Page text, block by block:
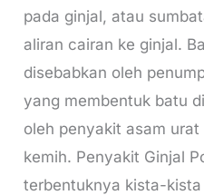
pada ginjal, atau
aliran cairan ke ginjal.
disebabkan oleh
yang membentuk batu
oleh penyakit asam
kemih. Penyakit Ginjal
terbentuknya kista-